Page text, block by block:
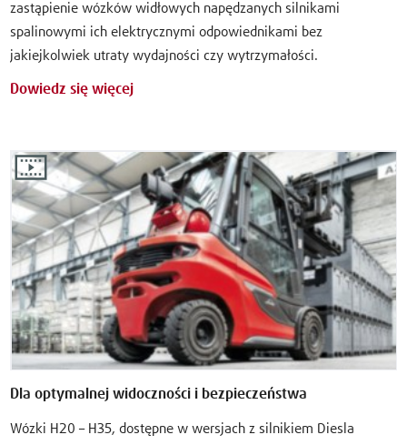
zastąpienie wózków widłowych napędzanych silnikami
spalinowymi ich elektrycznymi odpowiednikami bez
jakiejkolwiek utraty wydajności czy wytrzymałości.
Dowiedz się więcej
Dla optymalnej widoczności i bezpieczeństwa
Wózki H20 – H35, dostępne w wersjach z silnikiem Diesla